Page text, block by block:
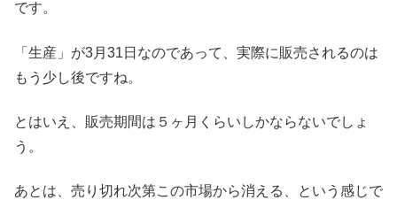
です。
「生産」が3月31日なのであって、実際に販売されるのは
もう少し後ですね。
とはいえ、販売期間は５ヶ月くらいしかならないでしょ
う。
あとは、売り切れ次第この市場から消える、という感じで